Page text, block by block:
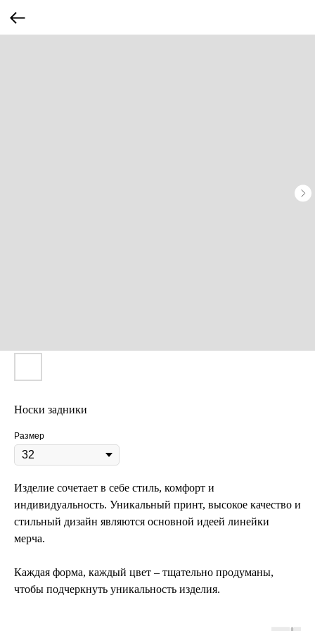
Носки задники
Размер
Изделие сочетает в себе стиль, комфорт и
индивидуальность. Уникальный принт, высокое качество и
стильный дизайн являются основной идеей линейки
мерча.
Каждая форма, каждый цвет – тщательно продуманы,
чтобы подчеркнуть уникальность изделия.